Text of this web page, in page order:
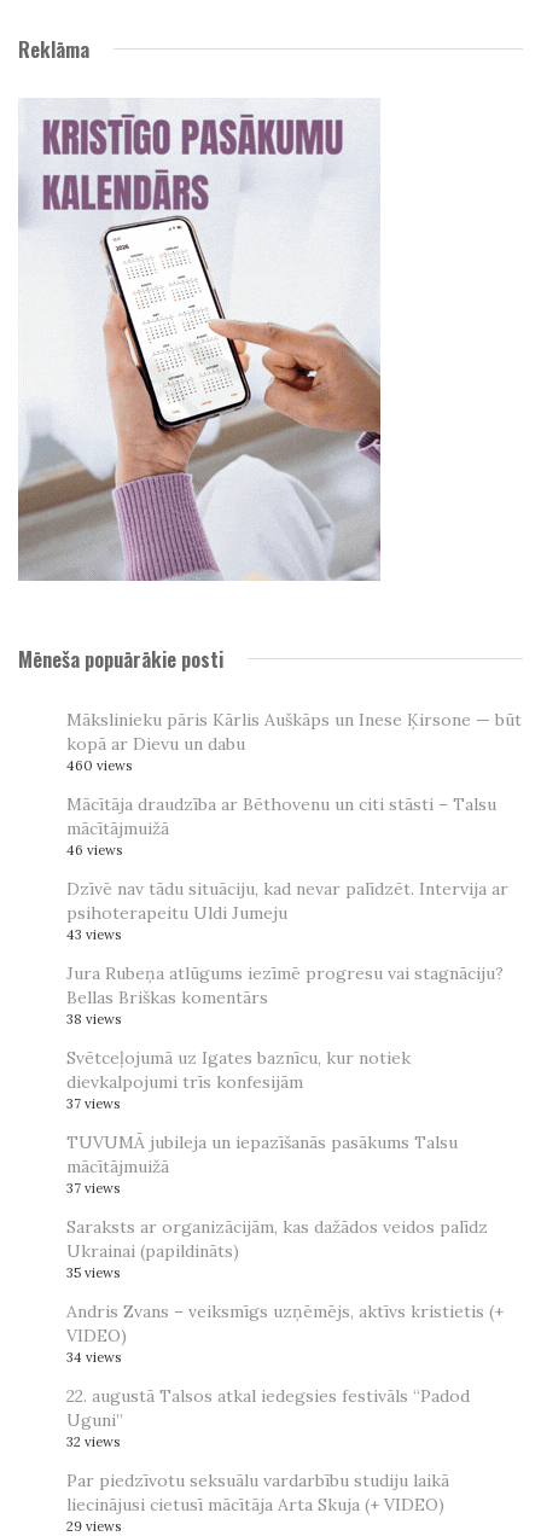
Reklāma
Mēneša popuārākie posti
Mākslinieku pāris Kārlis Auškāps un Inese Ķirsone — būt
kopā ar Dievu un dabu
460 views
Mācītāja draudzība ar Bēthovenu un citi stāsti – Talsu
mācītājmuižā
46 views
Dzīvē nav tādu situāciju, kad nevar palīdzēt. Intervija ar
psihoterapeitu Uldi Jumeju
43 views
Jura Rubeņa atlūgums iezīmē progresu vai stagnāciju?
Bellas Briškas komentārs
38 views
Svētceļojumā uz Igates baznīcu, kur notiek
dievkalpojumi trīs konfesijām
37 views
TUVUMĀ jubileja un iepazīšanās pasākums Talsu
mācītājmuižā
37 views
Saraksts ar organizācijām, kas dažādos veidos palīdz
Ukrainai (papildināts)
35 views
Andris Zvans – veiksmīgs uzņēmējs, aktīvs kristietis (+
VIDEO)
34 views
22. augustā Talsos atkal iedegsies festivāls “Padod
Uguni”
32 views
Par piedzīvotu seksuālu vardarbību studiju laikā
liecinājusi cietusī mācītāja Arta Skuja (+ VIDEO)
29 views